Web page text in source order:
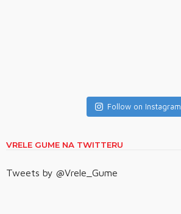
Follow on Instagram
VRELE GUME NA TWITTERU
Tweets by @Vrele_Gume